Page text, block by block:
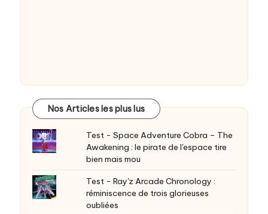
Nos Articles les plus lus
Test - Space Adventure Cobra – The
Awakening : le pirate de l'espace tire
bien mais mou
Test - Ray'z Arcade Chronology :
réminiscence de trois glorieuses
oubliées